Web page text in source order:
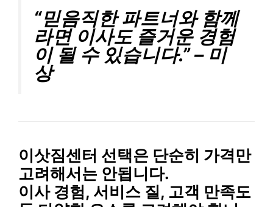
“믿음직한 파트너와 함께
라면 이사도 즐거운 경험
이 될 수 있습니다.” – 미
상
이삿짐센터 선택은 단순히 가격만
고려해서는 안됩니다.
이사 경험, 서비스 질, 고객 만족도